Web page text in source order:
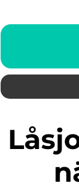
Låsjour i Stockholm: Din hjälp